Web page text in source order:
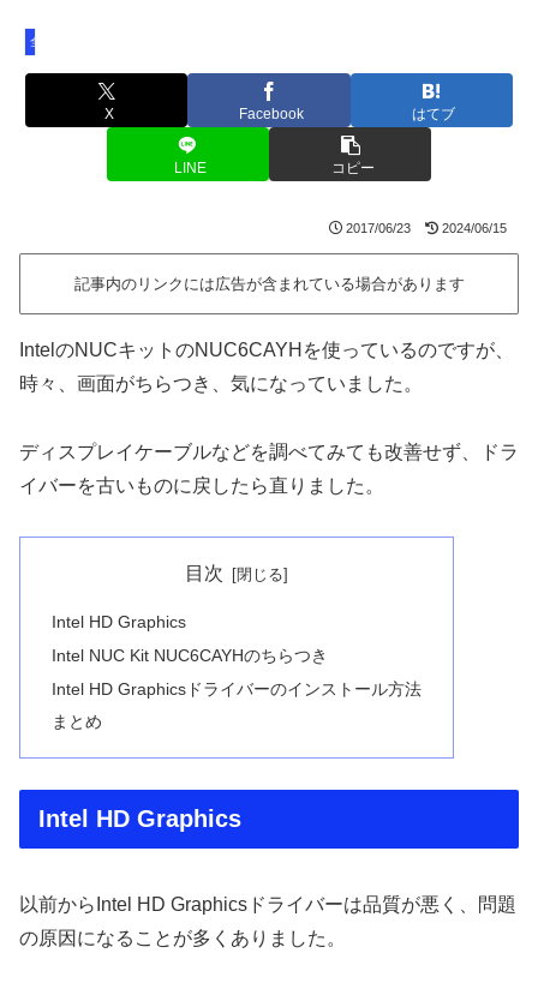
全バージョン共通
X Facebook はてブ
LINE コピー
2017/06/23 2024/06/15
記事内のリンクには広告が含まれている場合があります
IntelのNUCキットのNUC6CAYHを使っているのですが、
時々、画面がちらつき、気になっていました。
ディスプレイケーブルなどを調べてみても改善せず、ドラ
イバーを古いものに戻したら直りました。
目次
Intel HD Graphics
Intel NUC Kit NUC6CAYHのちらつき
Intel HD Graphicsドライバーのインストール方法
まとめ
Intel HD Graphics
以前からIntel HD Graphicsドライバーは品質が悪く、問題
の原因になることが多くありました。